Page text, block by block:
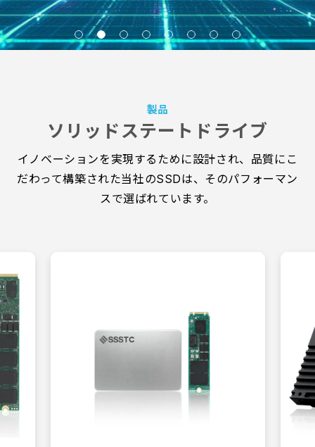
製品
ソリッドステートドライブ
イノベーションを実現するために設計され、品質にこ
だわって構築された当社のSSDは、そのパフォーマン
スで選ばれています。
Industrial SSD